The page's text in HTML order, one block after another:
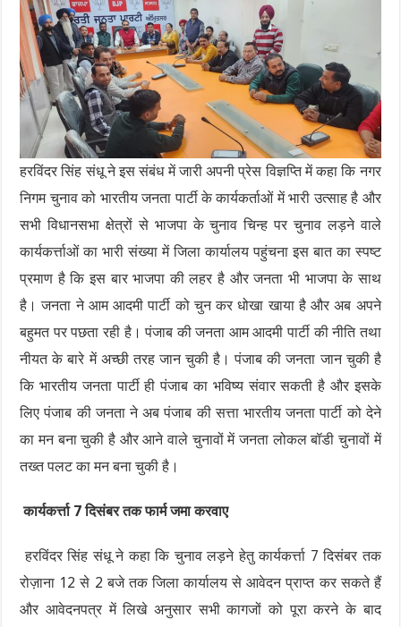
हरविंदर सिंह संधू ने इस संबंध में जारी अपनी प्रेस विज्ञप्ति में कहा कि नगर
निगम चुनाव को भारतीय जनता पार्टी के कार्यकर्ताओं में भारी उत्साह है और
सभी विधानसभा क्षेत्रों से भाजपा के चुनाव चिन्ह पर चुनाव लड़ने वाले
कार्यकर्त्ताओं का भारी संख्या में जिला कार्यालय पहुंचना इस बात का स्पष्ट
प्रमाण है कि इस बार भाजपा की लहर है और जनता भी भाजपा के साथ
है। जनता ने आम आदमी पार्टी को चुन कर धोखा खाया है और अब अपने
बहुमत पर पछता रही है। पंजाब की जनता आम आदमी पार्टी की नीति तथा
नीयत के बारे में अच्छी तरह जान चुकी है। पंजाब की जनता जान चुकी है
कि भारतीय जनता पार्टी ही पंजाब का भविष्य संवार सकती है और इसके
लिए पंजाब की जनता ने अब पंजाब की सत्ता भारतीय जनता पार्टी को देने
का मन बना चुकी है और आने वाले चुनावों में जनता लोकल बॉडी चुनावों में
तख्त पलट का मन बना चुकी है।
कार्यकर्त्ता 7 दिसंबर तक फार्म जमा करवाए
हरविंदर सिंह संधू ने कहा कि चुनाव लड़ने हेतु कार्यकर्त्ता 7 दिसंबर तक
रोज़ाना 12 से 2 बजे तक जिला कार्यालय से आवेदन प्राप्त कर सकते हैं
और आवेदनपत्र में लिखे अनुसार सभी कागजों को पूरा करने के बाद